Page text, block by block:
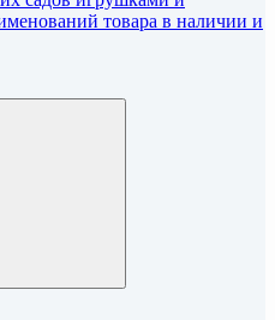
товара в наличии и